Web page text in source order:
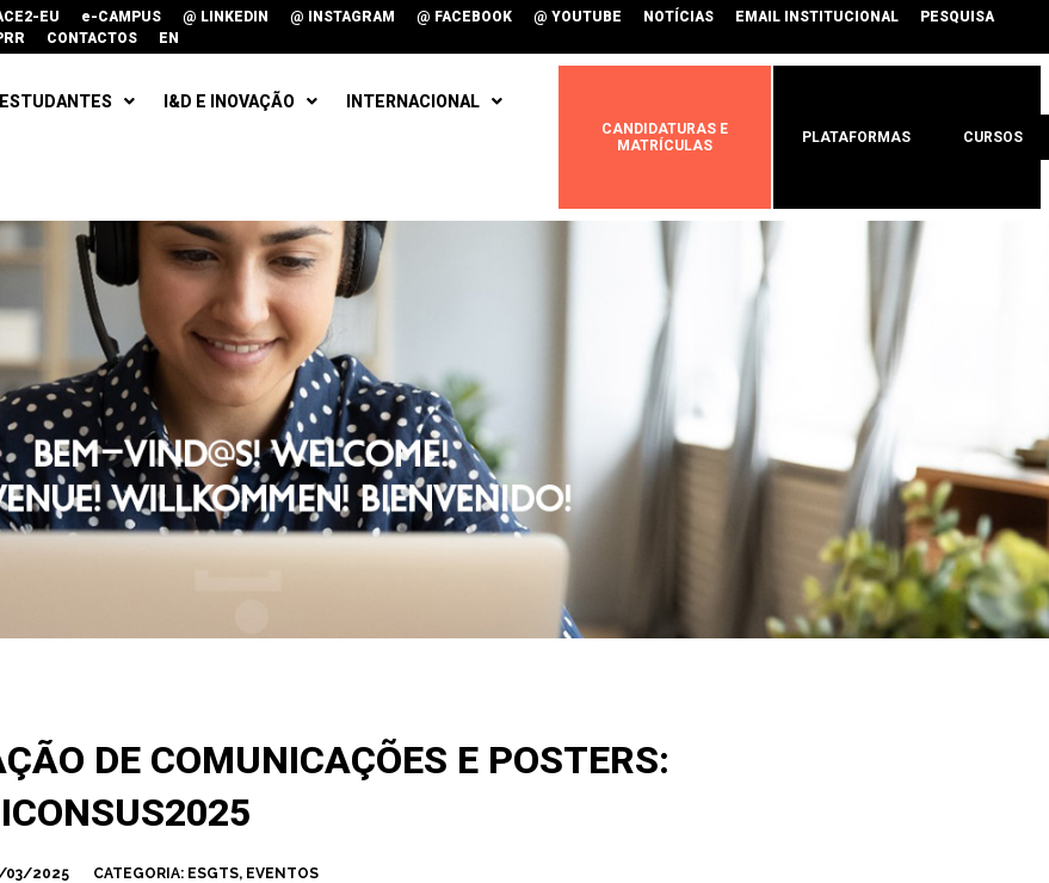
EU e-CAMPUS @ LINKEDIN @ INSTAGRAM @ FACEBOOK @ YOUTUBE NOTÍCIAS EMAIL INSTITUCIONAL
PESQUISA
CONTACTOS EN
ESTUDANTES I&D E INOVAÇÃO INTERNACIONAL
CANDIDATURAS E
MATRÍCULAS
PLATAFORMAS CURSOS
DE COMUNICAÇÕES E POSTERS:
ICONSUS2025
03/2025 CATEGORIA: ESGTS, EVENTOS